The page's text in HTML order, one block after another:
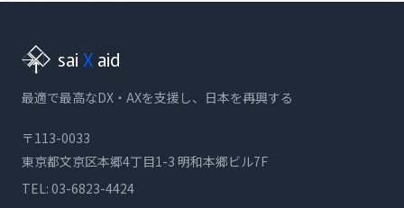
sai X aid
最適で最高なDX・AXを支援し、日本を再興する
〒113-0033
東京都文京区本郷4丁目1-3 明和本郷ビル7F
TEL: 03-6823-4424